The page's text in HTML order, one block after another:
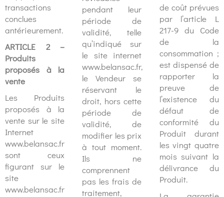
transactions
conclues
antérieurement.
ARTICLE 2 –
Produits
proposés à la
vente
Les Produits
proposés à la
vente sur le site
Internet
www.belansac.fr
sont ceux
figurant sur le
site
www.belansac.fr
pendant leur
période de
validité, telle
qu’indiqué sur
le site internet
www.belansac.fr,
le Vendeur se
réservant le
droit, hors cette
période de
validité, de
modifier les prix
à tout moment.
Ils ne
comprennent
pas les frais de
traitement,
de coût prévues
par l’article L
217-9 du Code
de la
consommation ;
est dispensé de
rapporter la
preuve de
l’existence du
défaut de
conformité du
Produit durant
les vingt quatre
mois suivant la
délivrance du
Produit.